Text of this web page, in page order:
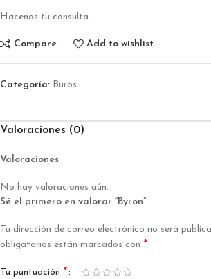
Hacenos tu consulta
Compare Add to wishlist
Categoría: Buros
Valoraciones (0)
Valoraciones
No hay valoraciones aún.
Sé el primero en valorar “Byron”
Tu dirección de correo electrónico no será
obligatorios están marcados con *
Tu puntuación *